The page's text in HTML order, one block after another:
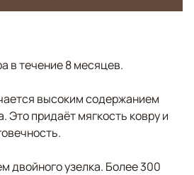
в течение 8 месяцев.
высоким содержанием
Это придаёт мягкость ковру и
двойного узелка. Более 300